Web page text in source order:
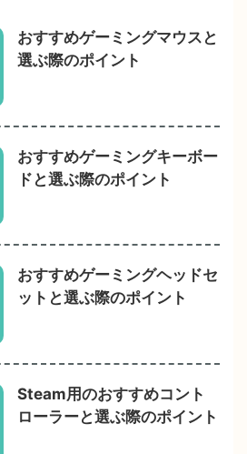
おすすめゲーミングマウスと
選ぶ際のポイント
おすすめゲーミングキーボー
ドと選ぶ際のポイント
おすすめゲーミングヘッドセ
ットと選ぶ際のポイント
Steam用のおすすめコント
ローラーと選ぶ際のポイント